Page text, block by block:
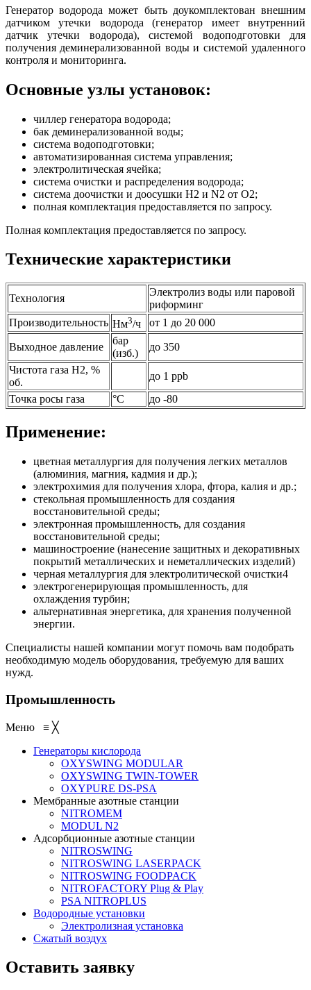
Генератор водорода может быть доукомплектован внешним
датчиком утечки водорода (генератор имеет внутренний
датчик утечки водорода), системой водоподготовки для
получения деминерализованной воды и системой удаленного
контроля и мониторинга.
Основные узлы установок:
чиллер генератора водорода;
бак деминерализованной воды;
система водоподготовки;
автоматизированная система управления;
электролитическая ячейка;
система очистки и распределения водорода;
система доочистки и доосушки Н2 и N2 от O2;
полная комплектация предоставляется по запросу.
Полная комплектация предоставляется по запросу.
Технические характеристики
Технология
Электролиз воды или паровой
риформинг
Производительность Нм3/ч от 1 до 20 000
Выходное давление
бар
(изб.)
до 350
Чистота газа H2, %
об.
до 1 ppb
Точка росы газа
°С до -80
Применение:
цветная металлургия для получения легких металлов
(алюминия, магния, кадмия и др.);
электрохимия для получения хлора, фтора, калия и др.;
стекольная промышленность для создания
восстановительной среды;
электронная промышленность, для создания
восстановительной среды;
машиностроение (нанесение защитных и декоративных
покрытий металлических и неметаллических изделий)
черная металлургия для электролитической очистки4
электрогенерирующая промышленность, для
охлаждения турбин;
альтернативная энергетика, для хранения полученной
энергии.
Специалисты нашей компании могут помочь вам подобрать
необходимую модель оборудования, требуемую для ваших
нужд.
Промышленность
Меню ≡ ╳
Генераторы кислорода
OXYSWING MODULAR
OXYSWING TWIN-TOWER
OXYPURE DS-PSA
Мембранные азотные станции
NITROMEM
MODUL N2
Адсорбционные азотные станции
NITROSWING
NITROSWING LASERPACK
NITROSWING FOODPACK
NITROFACTORY Plug & Play
PSA NITROPLUS
Водородные установки
Электролизная установка
Сжатый воздух
Оставить заявку